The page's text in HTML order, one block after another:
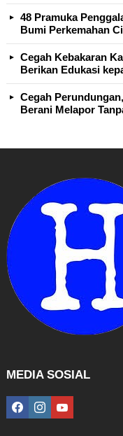
48 Pramuka
Bumi Perkemahan
Cegah Kebakaran
Berikan Edukasi
Cegah
Berani Melapor
MEDIA SOSIAL
facebookinstagramyoutube